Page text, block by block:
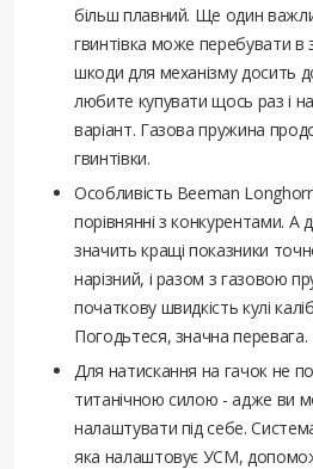
більш плавний. Ще один
гвинтівка може перебувати в
шкоди для механізму досить
любите купувати щось раз і
варіант. Газова пружина
гвинтівки.
Особливість Beeman
порівнянні з конкурентами. А
значить кращі показники
нарізний, і разом з газовою
початкову швидкість кулі
Погодьтеся, значна перевага.
Для натискання на гачок не
титанічною силою - адже ви
налаштувати під себе.
яка налаштовує УСМ,